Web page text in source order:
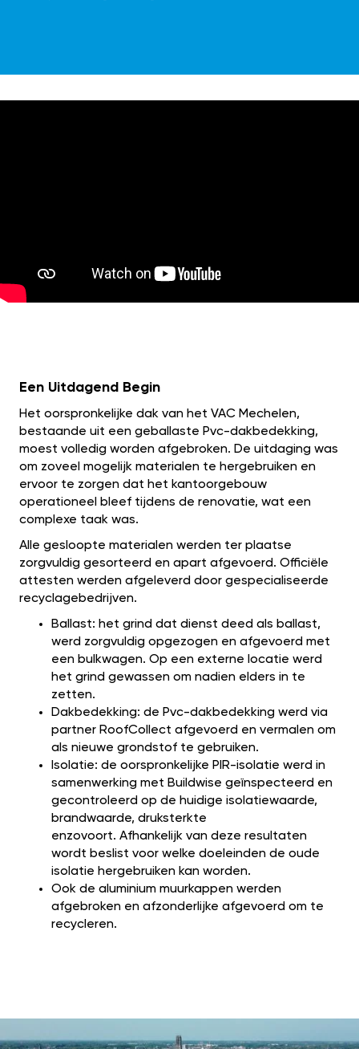
Een Uitdagend Begin
Het oorspronkelijke dak van het VAC Mechelen,
bestaande uit een geballaste Pvc-dakbedekking,
moest volledig worden afgebroken. De uitdaging was
om zoveel mogelijk materialen te hergebruiken en
ervoor te zorgen dat het kantoorgebouw
operationeel bleef tijdens de renovatie, wat een
complexe taak was.
Alle gesloopte materialen werden ter plaatse
zorgvuldig gesorteerd en apart afgevoerd. Officiële
attesten werden afgeleverd door gespecialiseerde
recyclagebedrijven.
Ballast: het grind dat dienst deed als ballast,
werd zorgvuldig opgezogen en afgevoerd met
een bulkwagen. Op een externe locatie werd
het grind gewassen om nadien elders in te
zetten.
Dakbedekking: de Pvc-dakbedekking werd via
partner RoofCollect afgevoerd en vermalen om
als nieuwe grondstof te gebruiken.
Isolatie: de oorspronkelijke PIR-isolatie werd in
samenwerking met Buildwise geïnspecteerd en
gecontroleerd op de huidige isolatiewaarde,
brandwaarde, druksterkte
enzovoort. Afhankelijk van deze resultaten
wordt beslist voor welke doeleinden de oude
isolatie hergebruiken kan worden.
Ook de aluminium muurkappen werden
afgebroken en afzonderlijke afgevoerd om te
recycleren.